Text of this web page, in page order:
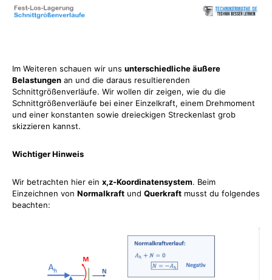
Im Weiteren schauen wir uns unterschiedliche äußere
Belastungen an und die daraus resultierenden
Schnittgrößenverläufe. Wir wollen dir zeigen, wie du die
Schnittgrößenverläufe bei einer Einzelkraft, einem Drehmoment
und einer konstanten sowie dreieckigen Streckenlast grob
skizzieren kannst.
Wichtiger Hinweis
Wir betrachten hier ein x,z-Koordinatensystem. Beim
Einzeichnen von Normalkraft und Querkraft musst du folgendes
beachten: